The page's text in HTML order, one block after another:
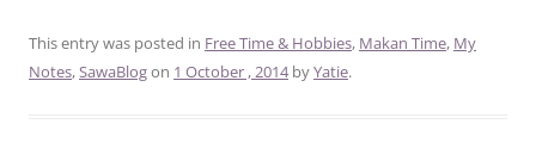
This entry was posted in Free Time & Hobbies, Makan Time, My
Notes,SawaBlogon 1 October , 2014byYatie.